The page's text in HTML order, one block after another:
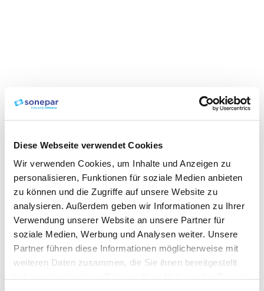
Diese Webseite verwendet Cookies
Wir verwenden Cookies, um Inhalte und Anzeigen zu
personalisieren, Funktionen für soziale Medien anbieten
zu können und die Zugriffe auf unsere Website zu
analysieren. Außerdem geben wir Informationen zu Ihrer
Verwendung unserer Website an unsere Partner für
soziale Medien, Werbung und Analysen weiter. Unsere
Partner führen diese Informationen möglicherweise mit
weiteren Daten zusammen, die Sie ihnen bereitgestellt